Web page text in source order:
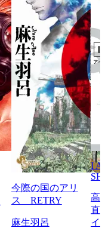
今際の国のアリ
ス RETRY
麻生羽呂
I
高
直
イ